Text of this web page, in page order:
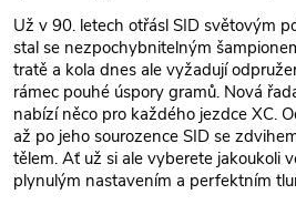
Už v 90. letech otřásl SID světovým
stal se nezpochybnitelným
tratě a kola dnes ale vyžadují
rámec pouhé úspory gramů. Nová
nabízí něco pro každého jezdce XC.
až po jeho sourozence SID se
tělem. Ať už si ale vyberete jakoukoli
plynulým nastavením a perfektním